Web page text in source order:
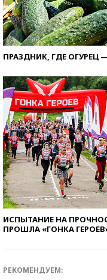
ПРАЗДНИК, ГДЕ ОГУРЕЦ
ИСПЫТАНИЕ НА
ПРОШЛА «ГОНКА
РЕКОМЕНДУЕМ: